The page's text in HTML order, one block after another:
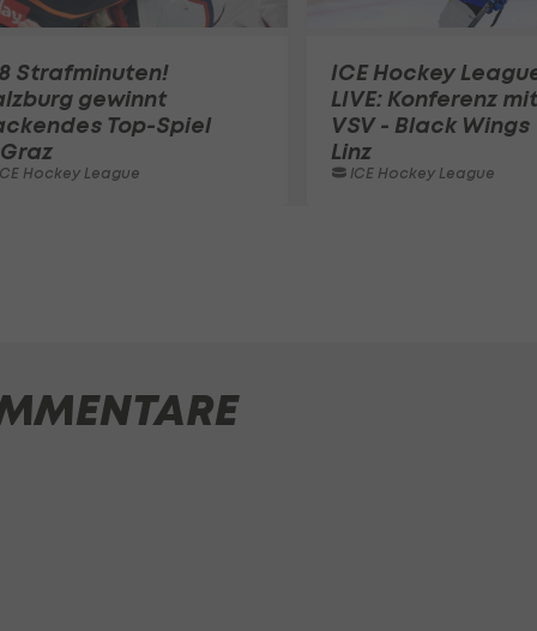
Strafminuten!
gewinnt
Top-Spiel
Hockey League
ICE Hockey
LIVE: Konferenz mit
VSV - Black Wings
Linz
ICE Hockey League